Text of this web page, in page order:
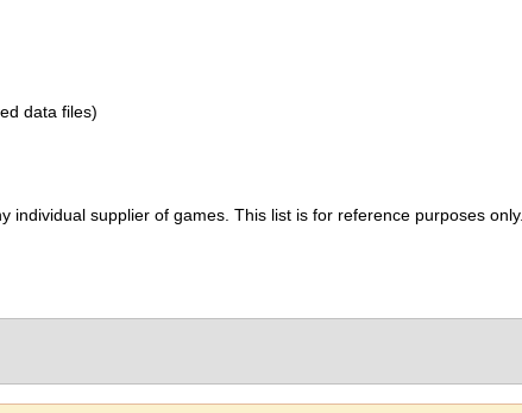
data files)
individual supplier of games. This list is for reference purposes only.